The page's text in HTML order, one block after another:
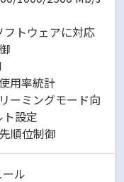
トウェアに対応
用率統計
ーミングモード向
設定
順位制御
ル